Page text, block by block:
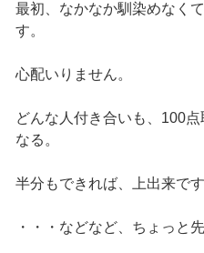
最初、なかなか馴染めなく
す。
心配いりません。
どんな人付き合いも、100
なる。
半分もできれば、上出来です
・・・などなど、ちょっと